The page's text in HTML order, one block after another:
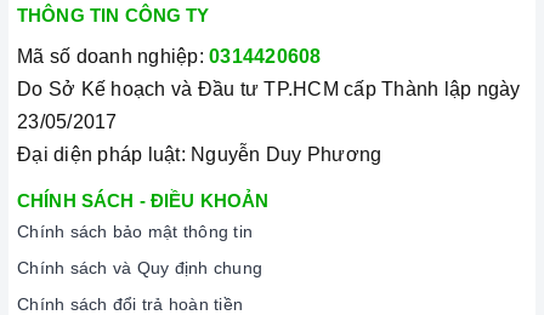
sẽ tiếp tục chạy khi sử dụng tính năng này. Để kích hoạt
hoặc tắt tính năng này, nhấn giữ biểu tượng khóa trong vài
giây cho đến khi có tín hiệu thông báo.
Lưu ý vệ sinh và bảo quản bếp
Luôn dùng khăn mềm và khô để vệ sinh mặt bếp, chú ý lau
thật nhẹ để tránh làm trầy xước mặt bếp.
Đối với các vết bẩn cứng đầu, có thể dùng giấy ướt hoặc chất
tẩy rửa chuyên dụng để lau mặt bếp.
Lưu ý chỉ nên thực hiện việc này khi bếp đã nguội và cách xa
THÔNG TIN CÔNG TY
Mã số doanh nghiệp: 0314420608
Do Sở Kế hoạch và Đầu tư TP.HCM cấp Thành lập ngày
23/05/2017
Đại diện pháp luật: Nguyễn Duy Phương
CHÍNH SÁCH - ĐIỀU KHOẢN
Chính sách bảo mật thông tin
Chính sách và Quy định chung
Chính sách đổi trả hoàn tiền